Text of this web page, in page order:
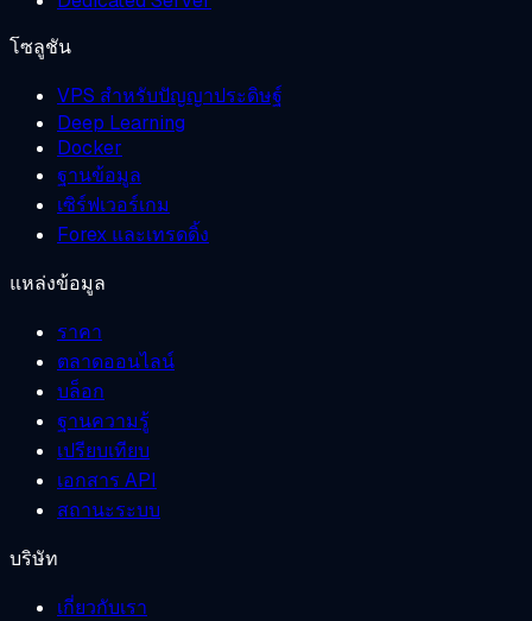
โซลูชัน
VPS สำหรับปัญญาประดิษฐ์
Deep Learning
Docker
ฐานข้อมูล
เซิร์ฟเวอร์เกม
Forex และเทรดดิ้ง
แหล่งข้อมูล
ราคา
ตลาดออนไลน์
บล็อก
ฐานความรู้
เปรียบเทียบ
เอกสาร API
สถานะระบบ
บริษัท
เกี่ยวกับเรา